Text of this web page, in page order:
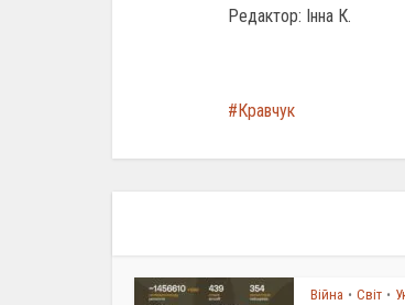
Редактор: Інна К.
Кравчук
Війна • Світ •